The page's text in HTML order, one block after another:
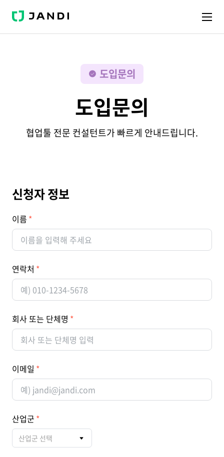
J
N
도입문의
도입문의
협업툴 전문 컨설턴트가 빠르게 안내드립니다.
신청자 정보
이름
연락처
회사 또는 단체명
이메일
산업군
산업군 선택